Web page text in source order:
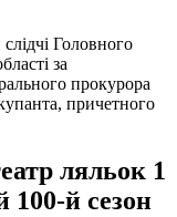
Головного
за
прокурора
причетного
ляльок 1
100-й сезон